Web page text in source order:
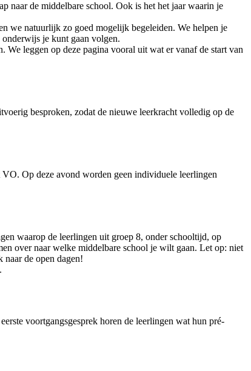
naar de middelbare school. Ook is het het jaar waarin je
we natuurlijk zo goed mogelijk begeleiden. We helpen je
je kunt gaan volgen.
leggen op deze pagina vooral uit wat er vanaf de start van
besproken, zodat de nieuwe leerkracht volledig op de
Op deze avond worden geen individuele leerlingen
waarop de leerlingen uit groep 8, onder schooltijd, op
over naar welke middelbare school je wilt gaan. Let op: niet
de open dagen!
voortgangsgesprek horen de leerlingen wat hun pré-